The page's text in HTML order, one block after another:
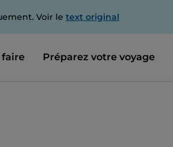
Voir le text original
faire Préparez votre voyage